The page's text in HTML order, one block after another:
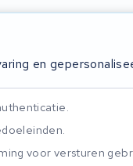
Real-time
en
voor versturen